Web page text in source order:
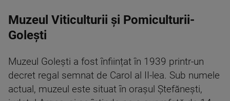
Muzeul Viticulturii și Pomiculturii-
Golești
Muzeul Golești a fost înființat în 1939 printr-un
decret regal semnat de Carol al II-lea. Sub numele
actual, muzeul este situat în orașul Ștefănești,